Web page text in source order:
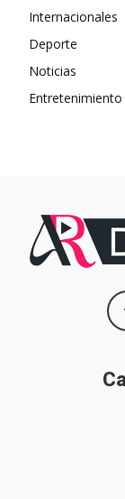
Internacionales
Deporte
Noticias
Entretenimiento